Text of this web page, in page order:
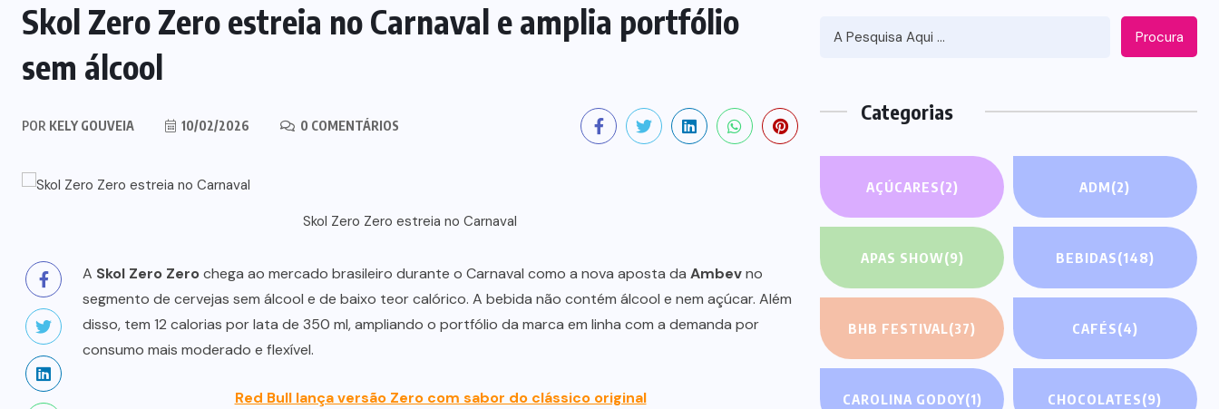
Skol Zero Zero estreia no Carnaval e amplia portfólio
sem álcool
POR KELY GOUVEIA 10/02/2026 0 COMENTÁRIOS
Skol Zero Zero estreia no Carnaval
A Skol Zero Zerochega ao mercado brasileiro durante o Carnaval como a nova aposta da Ambevno
segmento de cervejas sem álcool e de baixo teor calórico. A bebida não contém álcool e nem açúcar. Além
disso, tem 12 calorias por lata de 350 ml, ampliando o portfólio da marca em linha com a demanda por
consumo mais moderado e flexível.
Red Bull lança versão Zero com sabor do clássico original
Procura
Categorias
AÇÚCARES(2) ADM(2)
APAS SHOW(9) BEBIDAS(148)
BHB FESTIVAL(37) CAFÉS(4)
CAROLINA GODOY(1) CHOCOLATES(9)